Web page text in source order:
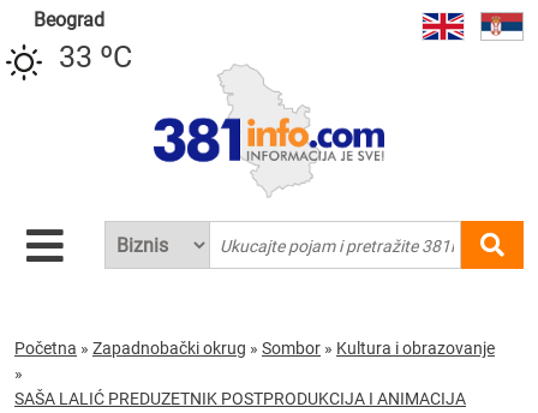
Beograd
33 ºC
Početna » Zapadnobački okrug » Sombor » Kultura i obrazovanje
»
SAŠA LALIĆ PREDUZETNIK POSTPRODUKCIJA I ANIMACIJA